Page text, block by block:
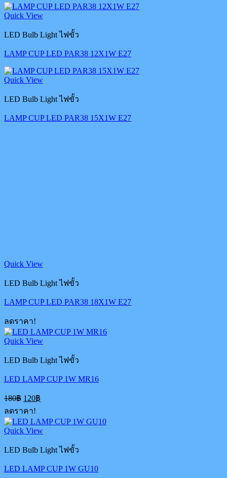
Quick View
LED Bulb Light ไฟขั้ว
LAMP CUP LED PAR38 12X1W E27
Quick View
LED Bulb Light ไฟขั้ว
LAMP CUP LED PAR38 15X1W E27
Quick View
LED Bulb Light ไฟขั้ว
LAMP CUP LED PAR38 18X1W E27
ลดราคา!
Quick View
LED Bulb Light ไฟขั้ว
LED LAMP CUP 1W MR16
180฿ Original
price
was:
180฿.
120฿
price
120฿.
ลดราคา!
Quick View
LED Bulb Light ไฟขั้ว
LED LAMP CUP 1W GU10